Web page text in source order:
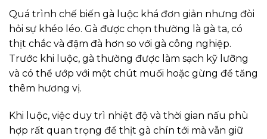
Quá trình chế biến gà luộc khá đơn giản nhưng đòi
hỏi sự khéo léo. Gà được chọn thường là gà ta, có
thịt chắc và đậm đà hơn so với gà công nghiệp.
Trước khi luộc, gà thường được làm sạch kỹ lưỡng
và có thể ướp với một chút muối hoặc gừng để tăng
thêm hương vị.
Khi luộc, việc duy trì nhiệt độ và thời gian nấu phù
hợp rất quan trọng để thịt gà chín tới mà vẫn giữ